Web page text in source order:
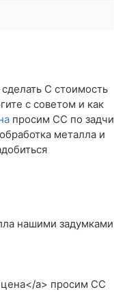
C стоимость
c советом и как
просим CC по задчи
металла и
нашими задумками
a> просим CC